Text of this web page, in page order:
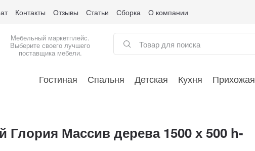
Контакты Отзывы Статьи Сборка О компании
Мебельный маркетплейс.
Выберите своего лучшего
поставщика мебели.
Гостиная Спальня Детская Кухня Прихожая
Глория Массив дерева 1500 х 500 h-